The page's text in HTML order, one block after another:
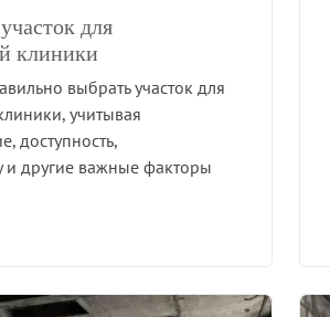
для
клиники
выбрать участок для
учитывая
доступность,
и другие важные факторы